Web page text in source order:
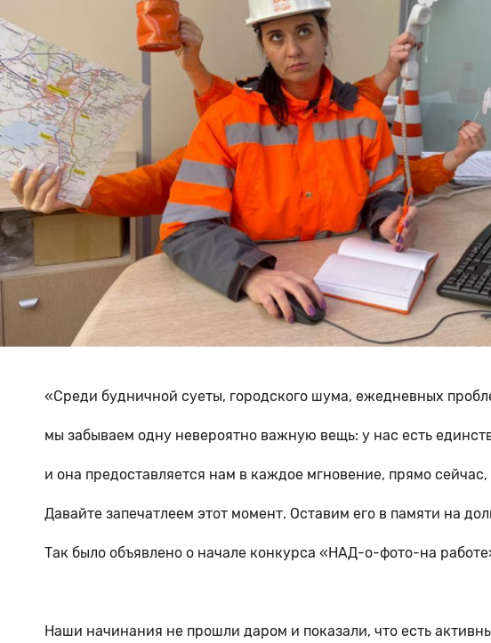
«Среди будничной суеты, городского шума, ежедневных
мы забываем одну невероятно важную вещь: у нас есть
и она предоставляется нам в каждое мгновение, прямо
Давайте запечатлеем этот момент. Оставим его в памяти на
Так было объявлено о начале конкурса «НАД-о-фото-на
Наши начинания не прошли даром и показали, что есть